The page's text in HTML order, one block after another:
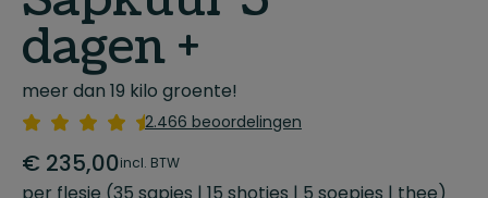
dagen +
meer dan 19 kilo groente!
2.466 beoordelingen
€ 235,00incl. BTW